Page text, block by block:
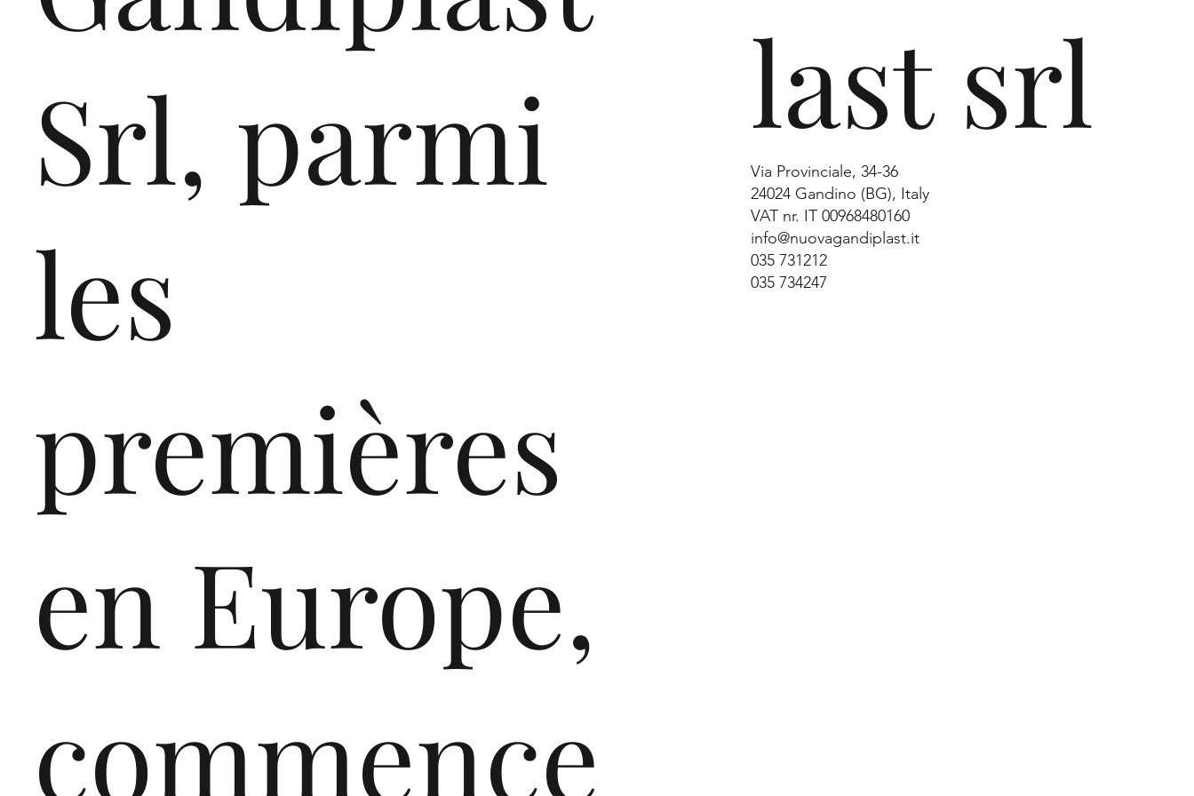
last srl
Via Provinciale, 34-36
24024 Gandino (BG), Italy
VAT nr. IT 00968480160
info@nuovagandiplast.it
035 731212
035 734247
Srl, parmi
les
premières
en Europe,
commence